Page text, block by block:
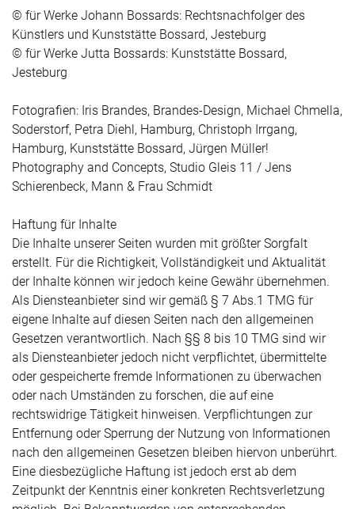
© für Werke Johann Bossards: Rechtsnachfolger des
Künstlers und Kunststätte Bossard, Jesteburg
© für Werke Jutta Bossards: Kunststätte Bossard,
Jesteburg
Fotografien: Iris Brandes, Brandes-Design, Michael Chmella,
Soderstorf, Petra Diehl, Hamburg, Christoph Irrgang,
Hamburg, Kunststätte Bossard, Jürgen Müller!
Photography and Concepts, Studio Gleis 11 / Jens
Schierenbeck, Mann & Frau Schmidt
Haftung für Inhalte
Die Inhalte unserer Seiten wurden mit größter Sorgfalt
erstellt. Für die Richtigkeit, Vollständigkeit und Aktualität
der Inhalte können wir jedoch keine Gewähr übernehmen.
Als Diensteanbieter sind wir gemäß § 7 Abs.1 TMG für
eigene Inhalte auf diesen Seiten nach den allgemeinen
Gesetzen verantwortlich. Nach §§ 8 bis 10 TMG sind wir
als Diensteanbieter jedoch nicht verpflichtet, übermittelte
oder gespeicherte fremde Informationen zu überwachen
oder nach Umständen zu forschen, die auf eine
rechtswidrige Tätigkeit hinweisen. Verpflichtungen zur
Entfernung oder Sperrung der Nutzung von Informationen
nach den allgemeinen Gesetzen bleiben hiervon unberührt.
Eine diesbezügliche Haftung ist jedoch erst ab dem
Zeitpunkt der Kenntnis einer konkreten Rechtsverletzung